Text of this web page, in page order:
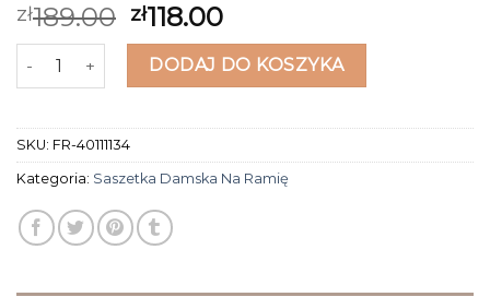
zł189.00 zł118.00
ilość saszetka damska na ramię
DODAJ DO KOSZYKA
SKU: FR-40111134
Kategoria: Saszetka Damska Na Ramię